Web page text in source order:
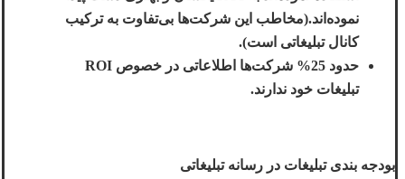
نموده‌اند.(مخاطب این شرکت‌ها بی‌تفاوت به ترکیب
کانال تبلیغاتی است).
حدود 25% شرکت‌ها اطلاعاتی در خصوص ROI
تبلیغات خود ندارند.
بودجه بندی تبلیغات در رسانه تبلیغاتی